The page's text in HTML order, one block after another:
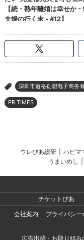
> 深圳市道格创想电子商务
PR TIMES
ウレぴあ総研 ハピマ
うまいめし
チケットぴあ
会社案内
プライバシー
広告出稿・お取り組